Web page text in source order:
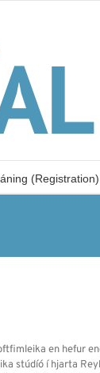
(Registration)
en hefur
stúdíó í hjarta